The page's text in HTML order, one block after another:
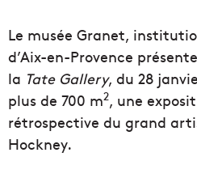
Le musée Granet,
d’Aix-en-Provence
la Tate Gallery, du 28
plus de 700 m2, une
rétrospective du grand
Hockney.